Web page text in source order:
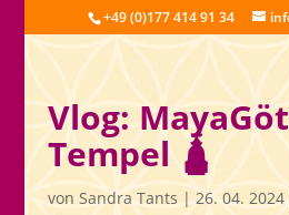
+49 (0)177 414 91 34
Vlog:
Tempel 🛕
von Sandra Tants | 26. 04. 2024